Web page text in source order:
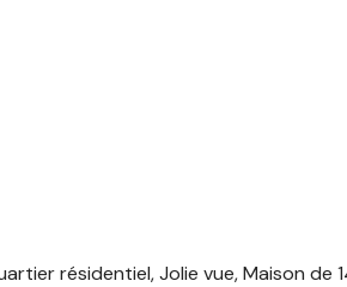
résidentiel, Jolie vue, Maison